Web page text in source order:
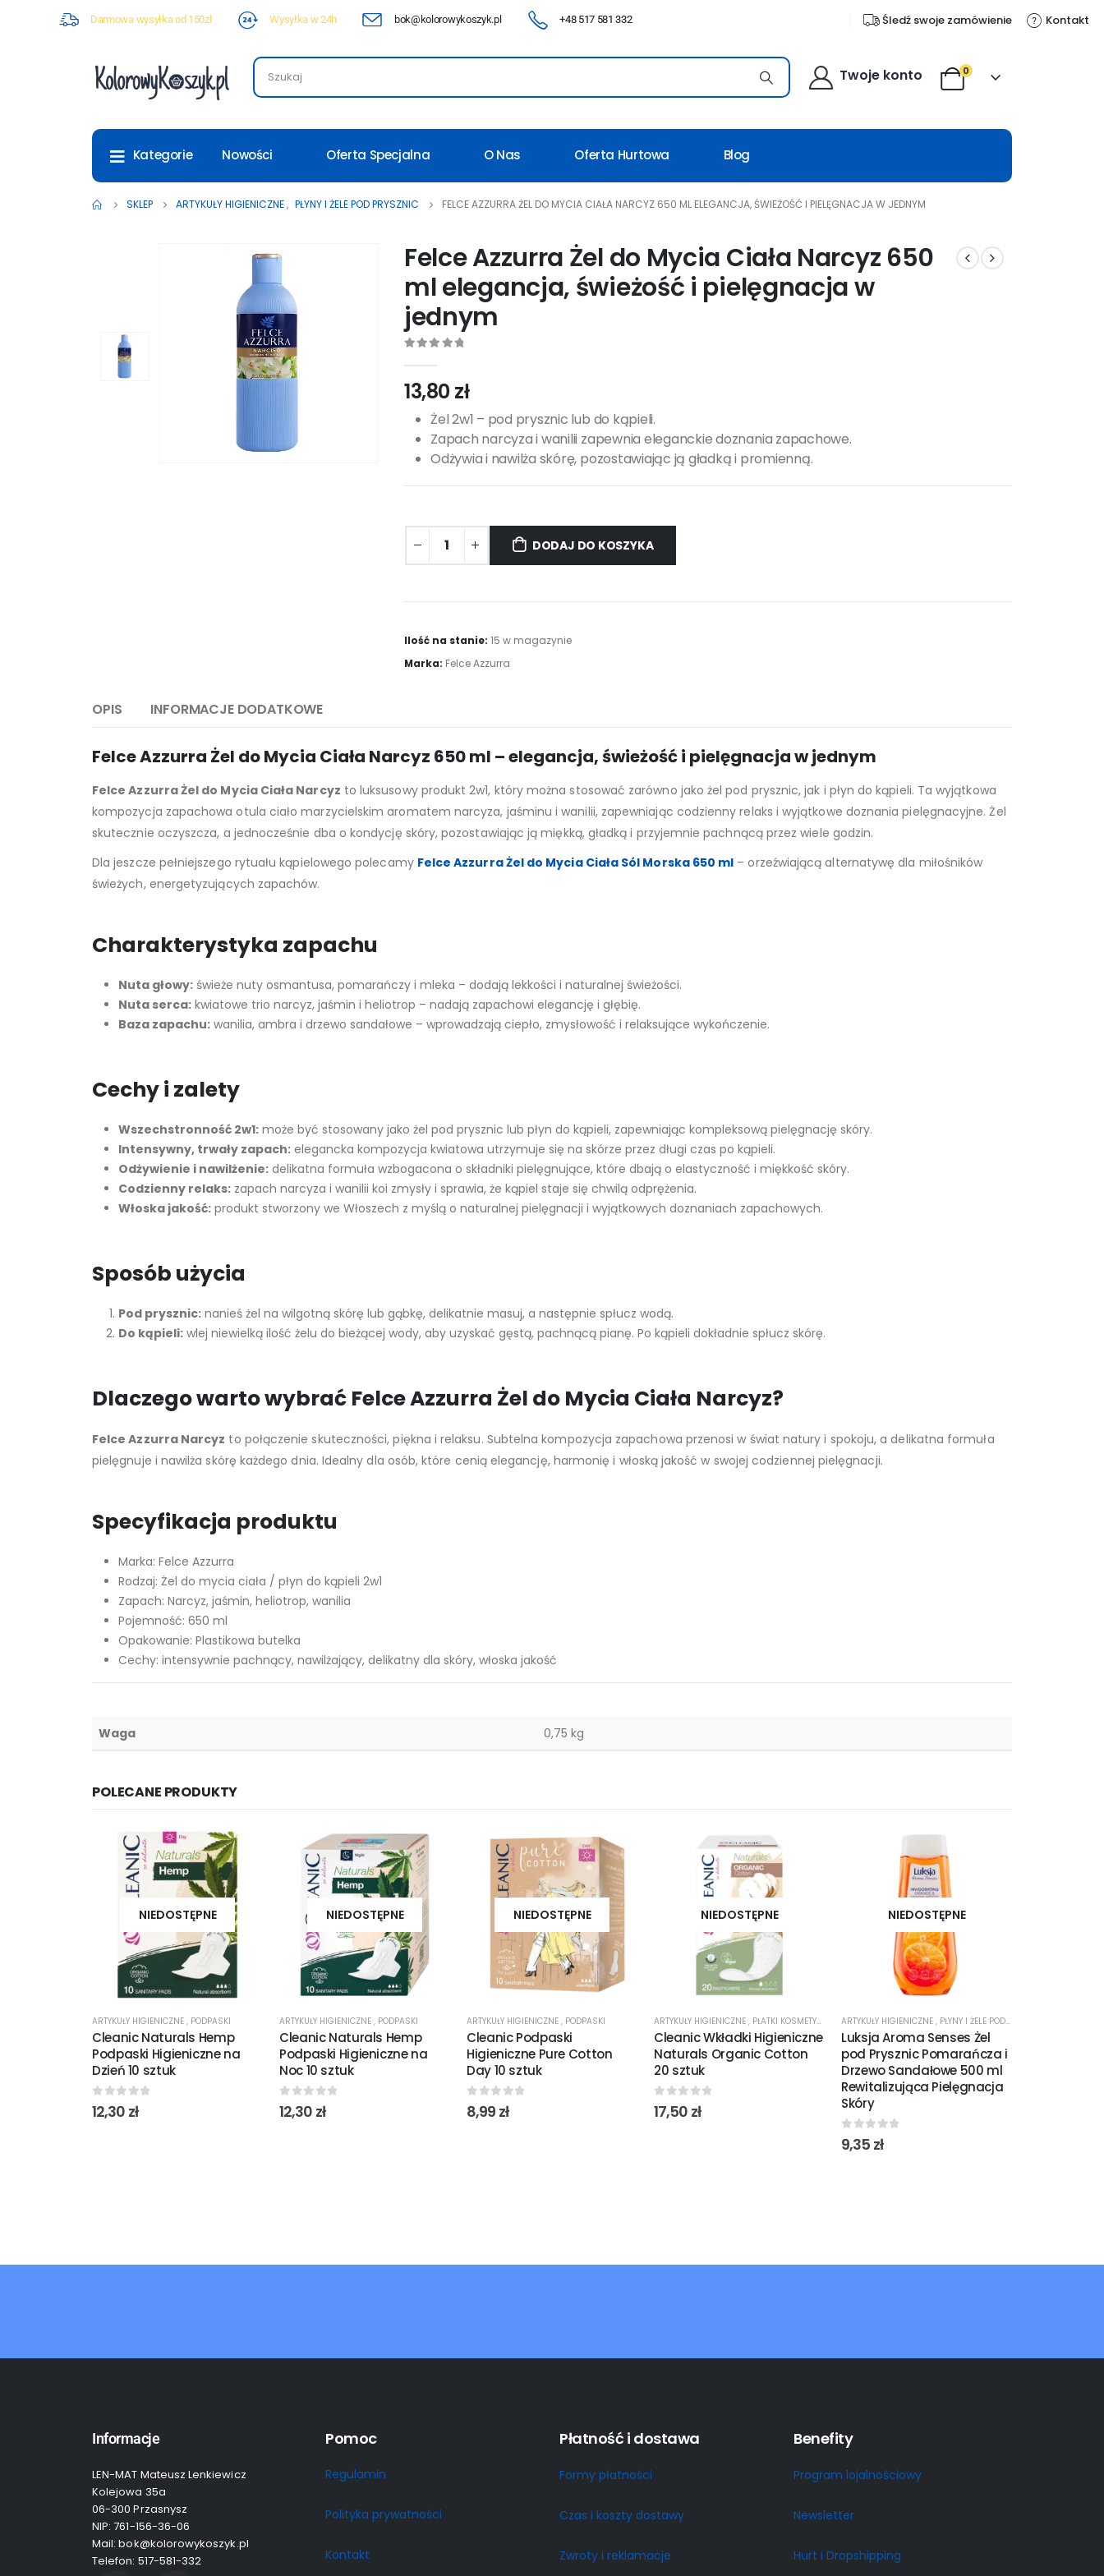
Darmowa wysyłka od 150zł Wysyłka w 24h bok@kolorowykoszyk.pl +48 517 581 332 Śledź swoje zamówienie Kontakt
Twoje konto 0
Kategorie Nowości Oferta Specjalna O Nas Oferta Hurtowa Blog
SKLEP ARTYKUŁY HIGIENICZNE, PŁYNY I ŻELE POD PRYSZNIC FELCE AZZURRA ŻEL DO MYCIA CIAŁA NARCYZ 650 ML ELEGANCJA, ŚWIEŻOŚĆ I PIELĘGNACJA W JEDNYM
Felce Azzurra Żel do Mycia Ciała Narcyz 650
ml elegancja, świeżość i pielęgnacja w
jednym
13,80 zł
Żel 2w1 – pod prysznic lub do kąpieli.
Zapach narcyza i wanilii zapewnia eleganckie doznania zapachowe.
Odżywia i nawilża skórę, pozostawiając ją gładką i promienną.
DODAJ DO KOSZYKA
Ilość na stanie: 15 w magazynie
Marka: Felce Azzurra
OPIS INFORMACJE DODATKOWE
Felce Azzurra Żel do Mycia Ciała Narcyz 650 ml – elegancja, świeżość i pielęgnacja w jednym
Felce Azzurra Żel do Mycia Ciała Narcyz to luksusowy produkt 2w1, który można stosować zarówno jako żel pod prysznic, jak i płyn do kąpieli. Ta wyjątkowa
kompozycja zapachowa otula ciało marzycielskim aromatem narcyza, jaśminu i wanilii, zapewniając codzienny relaks i wyjątkowe doznania pielęgnacyjne. Żel
skutecznie oczyszcza, a jednocześnie dba o kondycję skóry, pozostawiając ją miękką, gładką i przyjemnie pachnącą przez wiele godzin.
Dla jeszcze pełniejszego rytuału kąpielowego polecamy Felce Azzurra Żel do Mycia Ciała Sól Morska 650 ml – orzeźwiającą alternatywę dla miłośników
świeżych, energetyzujących zapachów.
Charakterystyka zapachu
Nuta głowy: świeże nuty osmantusa, pomarańczy i mleka – dodają lekkości i naturalnej świeżości.
Nuta serca: kwiatowe trio narcyz, jaśmin i heliotrop – nadają zapachowi elegancję i głębię.
Baza zapachu: wanilia, ambra i drzewo sandałowe – wprowadzają ciepło, zmysłowość i relaksujące wykończenie.
Cechy i zalety
Wszechstronność 2w1: może być stosowany jako żel pod prysznic lub płyn do kąpieli, zapewniając kompleksową pielęgnację skóry.
Intensywny, trwały zapach: elegancka kompozycja kwiatowa utrzymuje się na skórze przez długi czas po kąpieli.
Odżywienie i nawilżenie: delikatna formuła wzbogacona o składniki pielęgnujące, które dbają o elastyczność i miękkość skóry.
Codzienny relaks: zapach narcyza i wanilii koi zmysły i sprawia, że kąpiel staje się chwilą odprężenia.
Włoska jakość: produkt stworzony we Włoszech z myślą o naturalnej pielęgnacji i wyjątkowych doznaniach zapachowych.
Sposób użycia
Pod prysznic: nanieś żel na wilgotną skórę lub gąbkę, delikatnie masuj, a następnie spłucz wodą.
Do kąpieli: wlej niewielką ilość żelu do bieżącej wody, aby uzyskać gęstą, pachnącą pianę. Po kąpieli dokładnie spłucz skórę.
Dlaczego warto wybrać Felce Azzurra Żel do Mycia Ciała Narcyz?
Felce Azzurra Narcyz to połączenie skuteczności, piękna i relaksu. Subtelna kompozycja zapachowa przenosi w świat natury i spokoju, a delikatna formuła
pielęgnuje i nawilża skórę każdego dnia. Idealny dla osób, które cenią elegancję, harmonię i włoską jakość w swojej codziennej pielęgnacji.
Specyfikacja produktu
Marka: Felce Azzurra
Rodzaj: Żel do mycia ciała / płyn do kąpieli 2w1
Zapach: Narcyz, jaśmin, heliotrop, wanilia
Pojemność: 650 ml
Opakowanie: Plastikowa butelka
Cechy: intensywnie pachnący, nawilżający, delikatny dla skóry, włoska jakość
Waga 0,75 kg
POLECANE PRODUKTY
NIEDOSTĘPNE
ARTYKUŁY HIGIENICZNE , PODPASKI
Cleanic Naturals Hemp
Podpaski Higieniczne na
Dzień 10 sztuk
0out of 5
12,30 zł
NIEDOSTĘPNE
ARTYKUŁY HIGIENICZNE , PODPASKI
Cleanic Naturals Hemp
Podpaski Higieniczne na
Noc 10 sztuk
0out of 5
12,30 zł
NIEDOSTĘPNE
ARTYKUŁY HIGIENICZNE , PODPASKI
Cleanic Podpaski
Higieniczne Pure Cotton
Day 10 sztuk
0out of 5
8,99 zł
NIEDOSTĘPNE
ARTYKUŁY HIGIENICZNE , PŁATKI KOSMETYCZNE
Cleanic Wkładki Higieniczne
Naturals Organic Cotton
20 sztuk
0out of 5
17,50 zł
NIEDOSTĘPNE
ARTYKUŁY HIGIENICZNE , PŁYNY I ŻELE POD PRYSZNIC
Luksja Aroma Senses Żel
pod Prysznic Pomarańcza i
Drzewo Sandałowe 500 ml
Rewitalizująca Pielęgnacja
Skóry
0out of 5
9,35 zł
Informacje
LEN-MAT Mateusz Lenkiewicz
Kolejowa 35a
06-300 Przasnysz
NIP: 761-156-36-06
Mail: bok@kolorowykoszyk.pl
Telefon: 517-581-332
Pomoc
Regulamin
Polityka prywatności
Kontakt
Płatność i dostawa
Formy płatności
Czas i koszty dostawy
Zwroty i reklamacje
Benefity
Program lojalnościowy
Newsletter
Hurt i Dropshipping